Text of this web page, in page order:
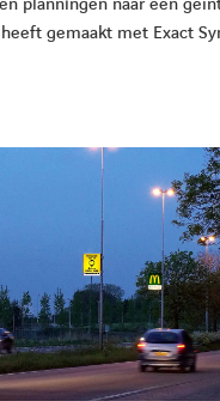
gemaakt met Exact